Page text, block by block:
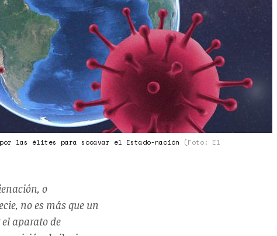
las élites para socavar el Estado-nación
(Foto: El
o
no es más que un
aparato de